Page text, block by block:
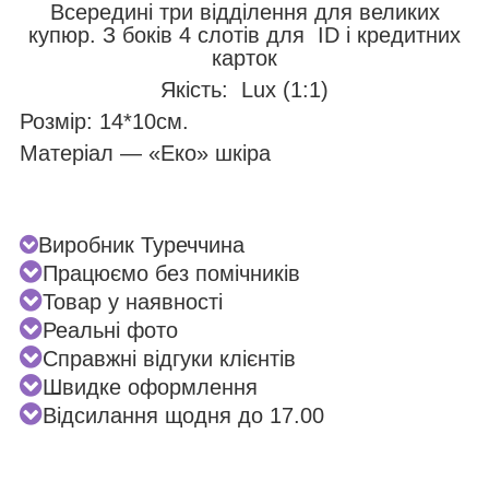
Всередині три відділення для великих
купюр. З боків 4 слотів для ID і кредитних
карток
Якість: Lux (1:1)
Розмір: 14*10см.
Матеріал — «Еко» шкіра
Виробник Туреччина
Працюємо без помічників
Товар у наявності
Реальні фото
Справжні відгуки клієнтів
Швидке оформлення
Відсилання щодня до 17.00